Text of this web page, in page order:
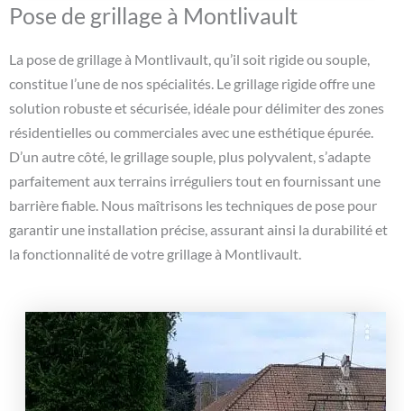
Pose de grillage à Montlivault
La pose de grillage à Montlivault, qu’il soit rigide ou souple,
constitue l’une de nos spécialités. Le grillage rigide offre une
solution robuste et sécurisée, idéale pour délimiter des zones
résidentielles ou commerciales avec une esthétique épurée.
D’un autre côté, le grillage souple, plus polyvalent, s’adapte
parfaitement aux terrains irréguliers tout en fournissant une
barrière fiable. Nous maîtrisons les techniques de pose pour
garantir une installation précise, assurant ainsi la durabilité et
la fonctionnalité de votre grillage à Montlivault.